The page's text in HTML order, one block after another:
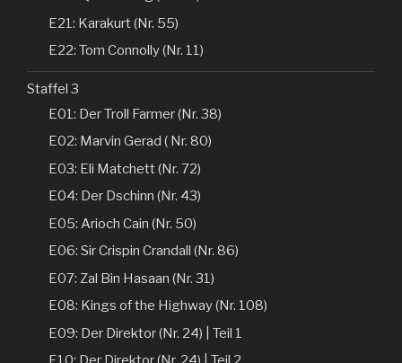
E21: Karakurt (Nr. 55)
E22: Tom Connolly (Nr. 11)
Staffel 3
E01: Der Troll Farmer (Nr. 38)
E02: Marvin Gerad ( Nr. 80)
E03: Eli Matchett (Nr. 72)
E04: Der Dschinn (Nr. 43)
E05: Arioch Cain (Nr. 50)
E06: Sir Crispin Crandall (Nr. 86)
E07: Zal Bin Hasaan (Nr. 31)
E08: Kings of the Highway (Nr. 108)
E09: Der Direktor (Nr. 24) | Teil 1